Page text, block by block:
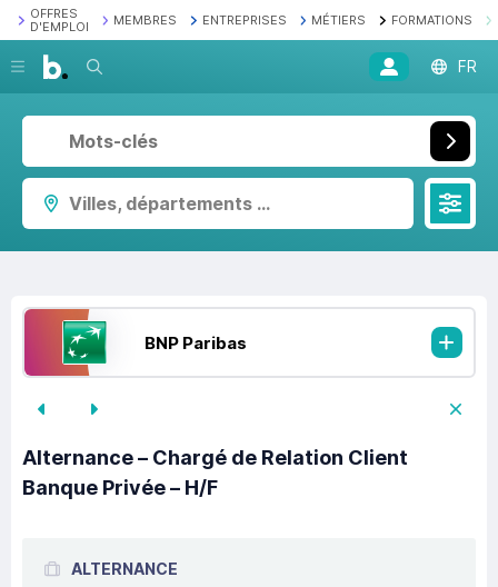
OFFRES
D'EMPLOI
MEMBRES ENTREPRISES MÉTIERS FORMATIONS
Recherche FR
Villes, départements ...
BNP Paribas
Alternance – Chargé de Relation Client
Banque Privée – H/F
ALTERNANCE